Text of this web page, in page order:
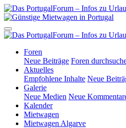
Foren
Neue Beiträge Foren
Aktuelles
Empfohlene Inhalte Neue
Galerie
Neue Medien Neue
Kalender
Mietwagen
Mietwagen Algarve